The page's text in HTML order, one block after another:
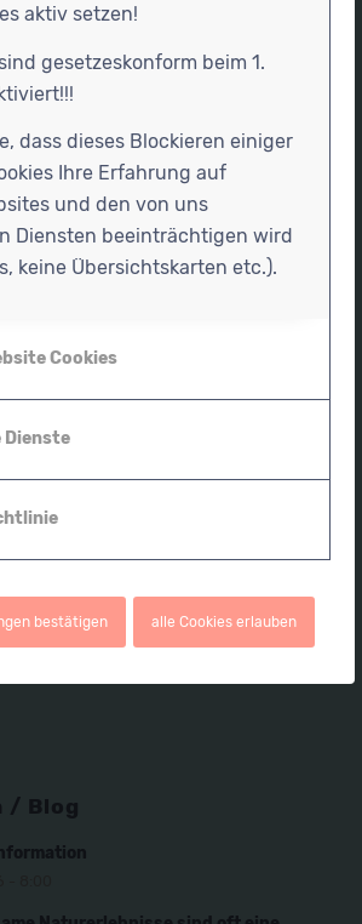
aktiv setzen!
gesetzeskonform beim 1.
dass dieses Blockieren einiger
Ihre Erfahrung auf
und den von uns
Diensten beeinträchtigen wird
keine Übersichtskarten etc.).
Cookies
Dienste
bestätigen alle Cookies erlauben
.
erste Behandlung zum
uns (Google)
/ Blog